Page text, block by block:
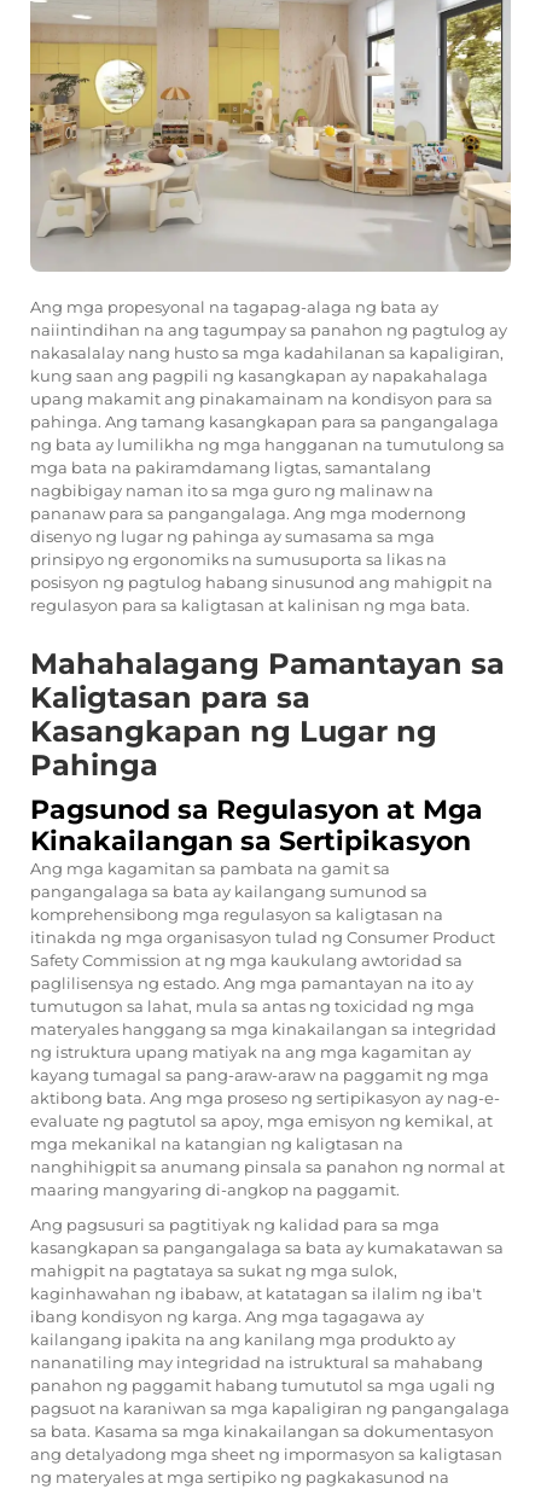
Ang mga propesyonal na tagapag-alaga ng bata ay
naiintindihan na ang tagumpay sa panahon ng pagtulog ay
nakasalalay nang husto sa mga kadahilanan sa kapaligiran,
kung saan ang pagpili ng kasangkapan ay napakahalaga
upang makamit ang pinakamainam na kondisyon para sa
pahinga. Ang tamang kasangkapan para sa pangangalaga
ng bata ay lumilikha ng mga hangganan na tumutulong sa
mga bata na pakiramdamang ligtas, samantalang
nagbibigay naman ito sa mga guro ng malinaw na
pananaw para sa pangangalaga. Ang mga modernong
disenyo ng lugar ng pahinga ay sumasama sa mga
prinsipyo ng ergonomiks na sumusuporta sa likas na
posisyon ng pagtulog habang sinusunod ang mahigpit na
regulasyon para sa kaligtasan at kalinisan ng mga bata.
Mahahalagang Pamantayan sa
Kaligtasan para sa
Kasangkapan ng Lugar ng
Pahinga
Pagsunod sa Regulasyon at Mga
Kinakailangan sa Sertipikasyon
Ang mga kagamitan sa pambata na gamit sa
pangangalaga sa bata ay kailangang sumunod sa
komprehensibong mga regulasyon sa kaligtasan na
itinakda ng mga organisasyon tulad ng Consumer Product
Safety Commission at ng mga kaukulang awtoridad sa
paglilisensya ng estado. Ang mga pamantayan na ito ay
tumutugon sa lahat, mula sa antas ng toxicidad ng mga
materyales hanggang sa mga kinakailangan sa integridad
ng istruktura upang matiyak na ang mga kagamitan ay
kayang tumagal sa pang-araw-araw na paggamit ng mga
aktibong bata. Ang mga proseso ng sertipikasyon ay nag-e-
evaluate ng pagtutol sa apoy, mga emisyon ng kemikal, at
mga mekanikal na katangian ng kaligtasan na
nanghihigpit sa anumang pinsala sa panahon ng normal at
maaring mangyaring di-angkop na paggamit.
Ang pagsusuri sa pagtitiyak ng kalidad para sa mga
kasangkapan sa pangangalaga sa bata ay kumakatawan sa
mahigpit na pagtataya sa sukat ng mga sulok,
kaginhawahan ng ibabaw, at katatagan sa ilalim ng iba't
ibang kondisyon ng karga. Ang mga tagagawa ay
kailangang ipakita na ang kanilang mga produkto ay
nananatiling may integridad na istruktural sa mahabang
panahon ng paggamit habang tumututol sa mga ugali ng
pagsuot na karaniwan sa mga kapaligiran ng pangangalaga
sa bata. Kasama sa mga kinakailangan sa dokumentasyon
ang detalyadong mga sheet ng impormasyon sa kaligtasan
ng materyales at mga sertipiko ng pagkakasunod na